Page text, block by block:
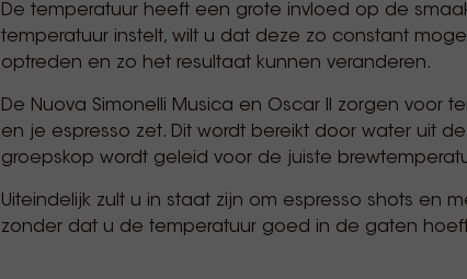
De temperatuur heeft een grote invloed op de
temperatuur instelt, wilt u dat deze zo constant
optreden en zo het resultaat kunnen veranderen.
De Nuova Simonelli Musica en Oscar II zorgen voor
en je espresso zet. Dit wordt bereikt door water uit
groepskop wordt geleid voor de juiste
Uiteindelijk zult u in staat zijn om espresso shots en
zonder dat u de temperatuur goed in de gaten